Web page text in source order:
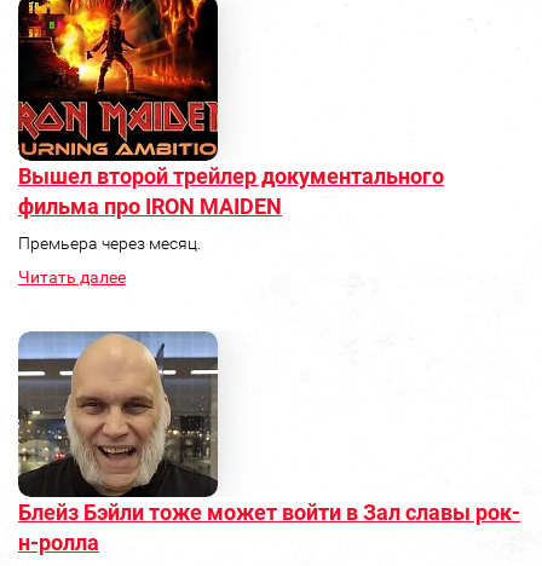
Вышел второй трейлер документального
фильма про IRON MAIDEN
Премьера через месяц.
Читать далее
Блейз Бэйли тоже может войти в Зал славы рок-
н-ролла